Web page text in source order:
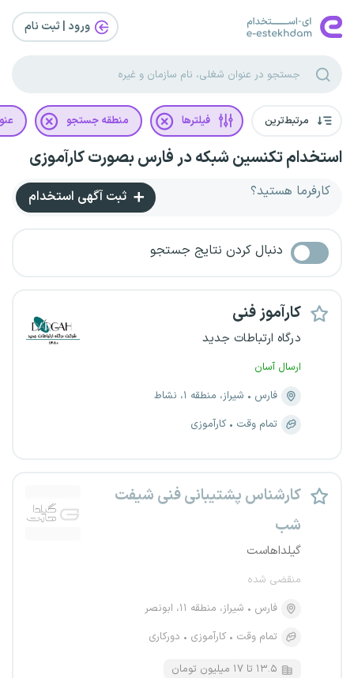
ورود | ثبت‌ نام
مرتبط‌ترین فیلترها منطقه جستجو
استخدام تکنسین شبکه در فارس بصورت کارآموزی
کارفرما هستید؟ ثبت آگهی استخدام
دنبال کردن نتایج جستجو
کارآموز فنی
درگاه ارتباطات جدید
ارسال آسان
فارس
شیراز، منطقه ۱، نشاط
تمام وقت
کارآموزی
کارشناس پشتیبانی فنی شیفت
شب
گیلداهاست
منقضی شده
فارس
شیراز، منطقه ۱۱، ابونصر
تمام وقت
کارآموزی دورکاری
۱۳.۵ تا ۱۷ میلیون تومان